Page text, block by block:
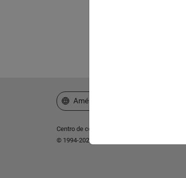
Seleccione un país/idioma
América Latina
Centro de confianza
© 1994-2026 The MathWorks, Inc.